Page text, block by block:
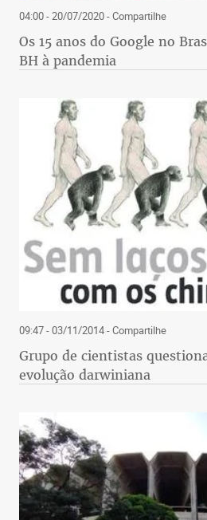
04:00 - 20/07/2020- Compartilhe
Os 15 anos do Google no
BH à pandemia
09:47 - 03/11/2014- Compartilhe
Grupo de cientistas
evolução darwiniana